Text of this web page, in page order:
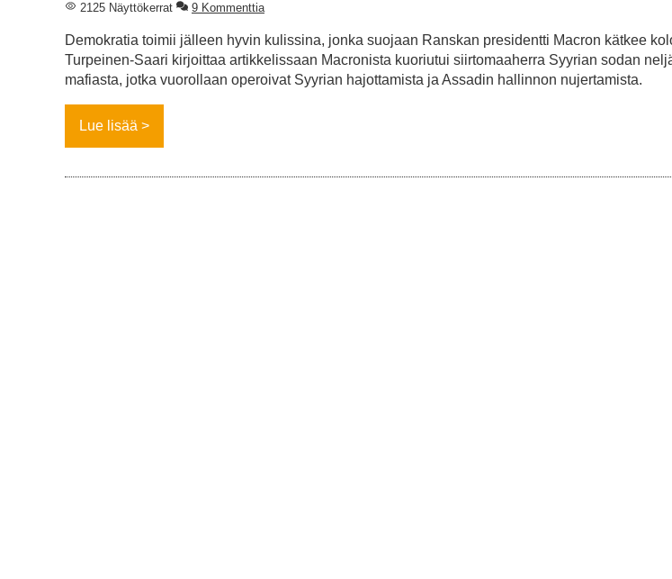
2125 Näyttökerrat
9 Kommenttia
Demokratia toimii jälleen hyvin kulissina, jonka suojaan Ranskan presidentti Macron kätkee
Turpeinen-Saari kirjoittaa artikkelissaan Macronista kuoriutui siirtomaaherra Syyrian sodan
mafiasta, jotka vuorollaan operoivat Syyrian hajottamista ja Assadin hallinnon nujertamista.
Lue lisää